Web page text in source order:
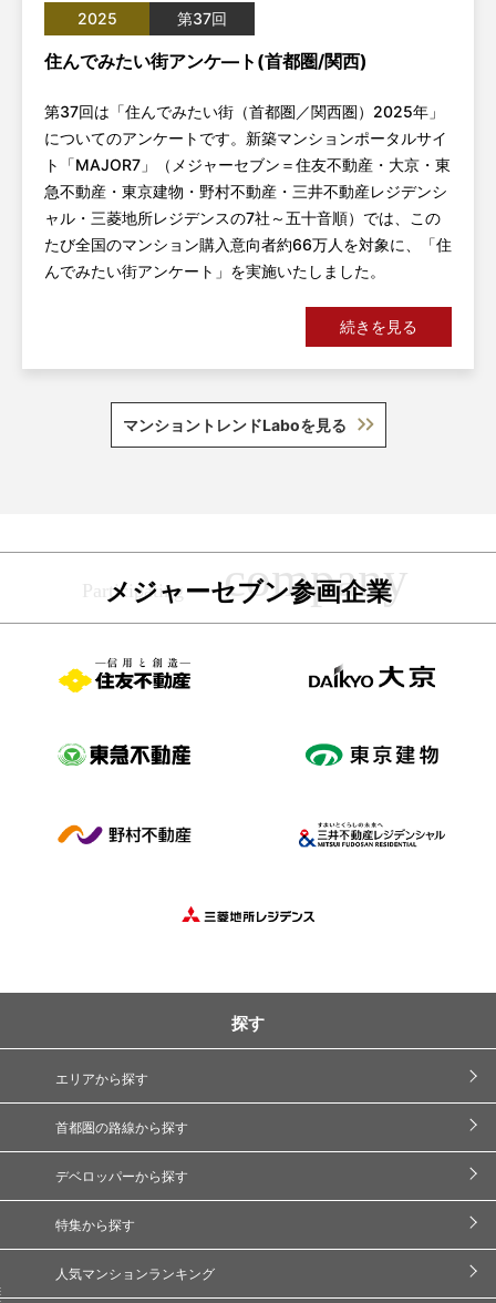
2025 第37回
住んでみたい街アンケ―ト(首都圏/関西)
第37回は「住んでみたい街（首都圏／関西圏）2025年」
についてのアンケートです。新築マンションポータルサイ
ト「MAJOR7」（メジャーセブン＝住友不動産・大京・東
急不動産・東京建物・野村不動産・三井不動産レジデンシ
ャル・三菱地所レジデンスの7社～五十音順）では、この
たび全国のマンション購入意向者約66万人を対象に、「住
んでみたい街アンケート」を実施いたしました。
続きを見る
マンショントレンドLaboを見る
メジャーセブン参画企業
探す
エリアから探す
首都圏の路線から探す
デベロッパーから探す
特集から探す
人気マンションランキング